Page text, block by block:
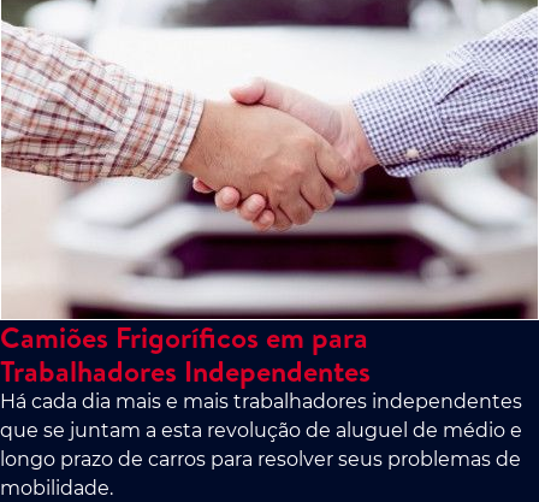
Camiões Frigoríficos em para
Trabalhadores Independentes
Há cada dia mais e mais trabalhadores independentes
que se juntam a esta revolução de aluguel de médio e
longo prazo de carros para resolver seus problemas de
mobilidade.